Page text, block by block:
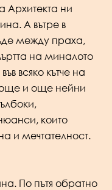
Архитекта ни
А вътре в
между праха,
на миналото
всяко кътче на
и още нейни
които
и мечтателност.
По пътя обратно